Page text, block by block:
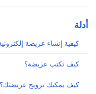
أدلة
كيفية إنشاء عريضة
كيف تكتب عريضة؟
كيف يمكنك ترويج عريضتك؟